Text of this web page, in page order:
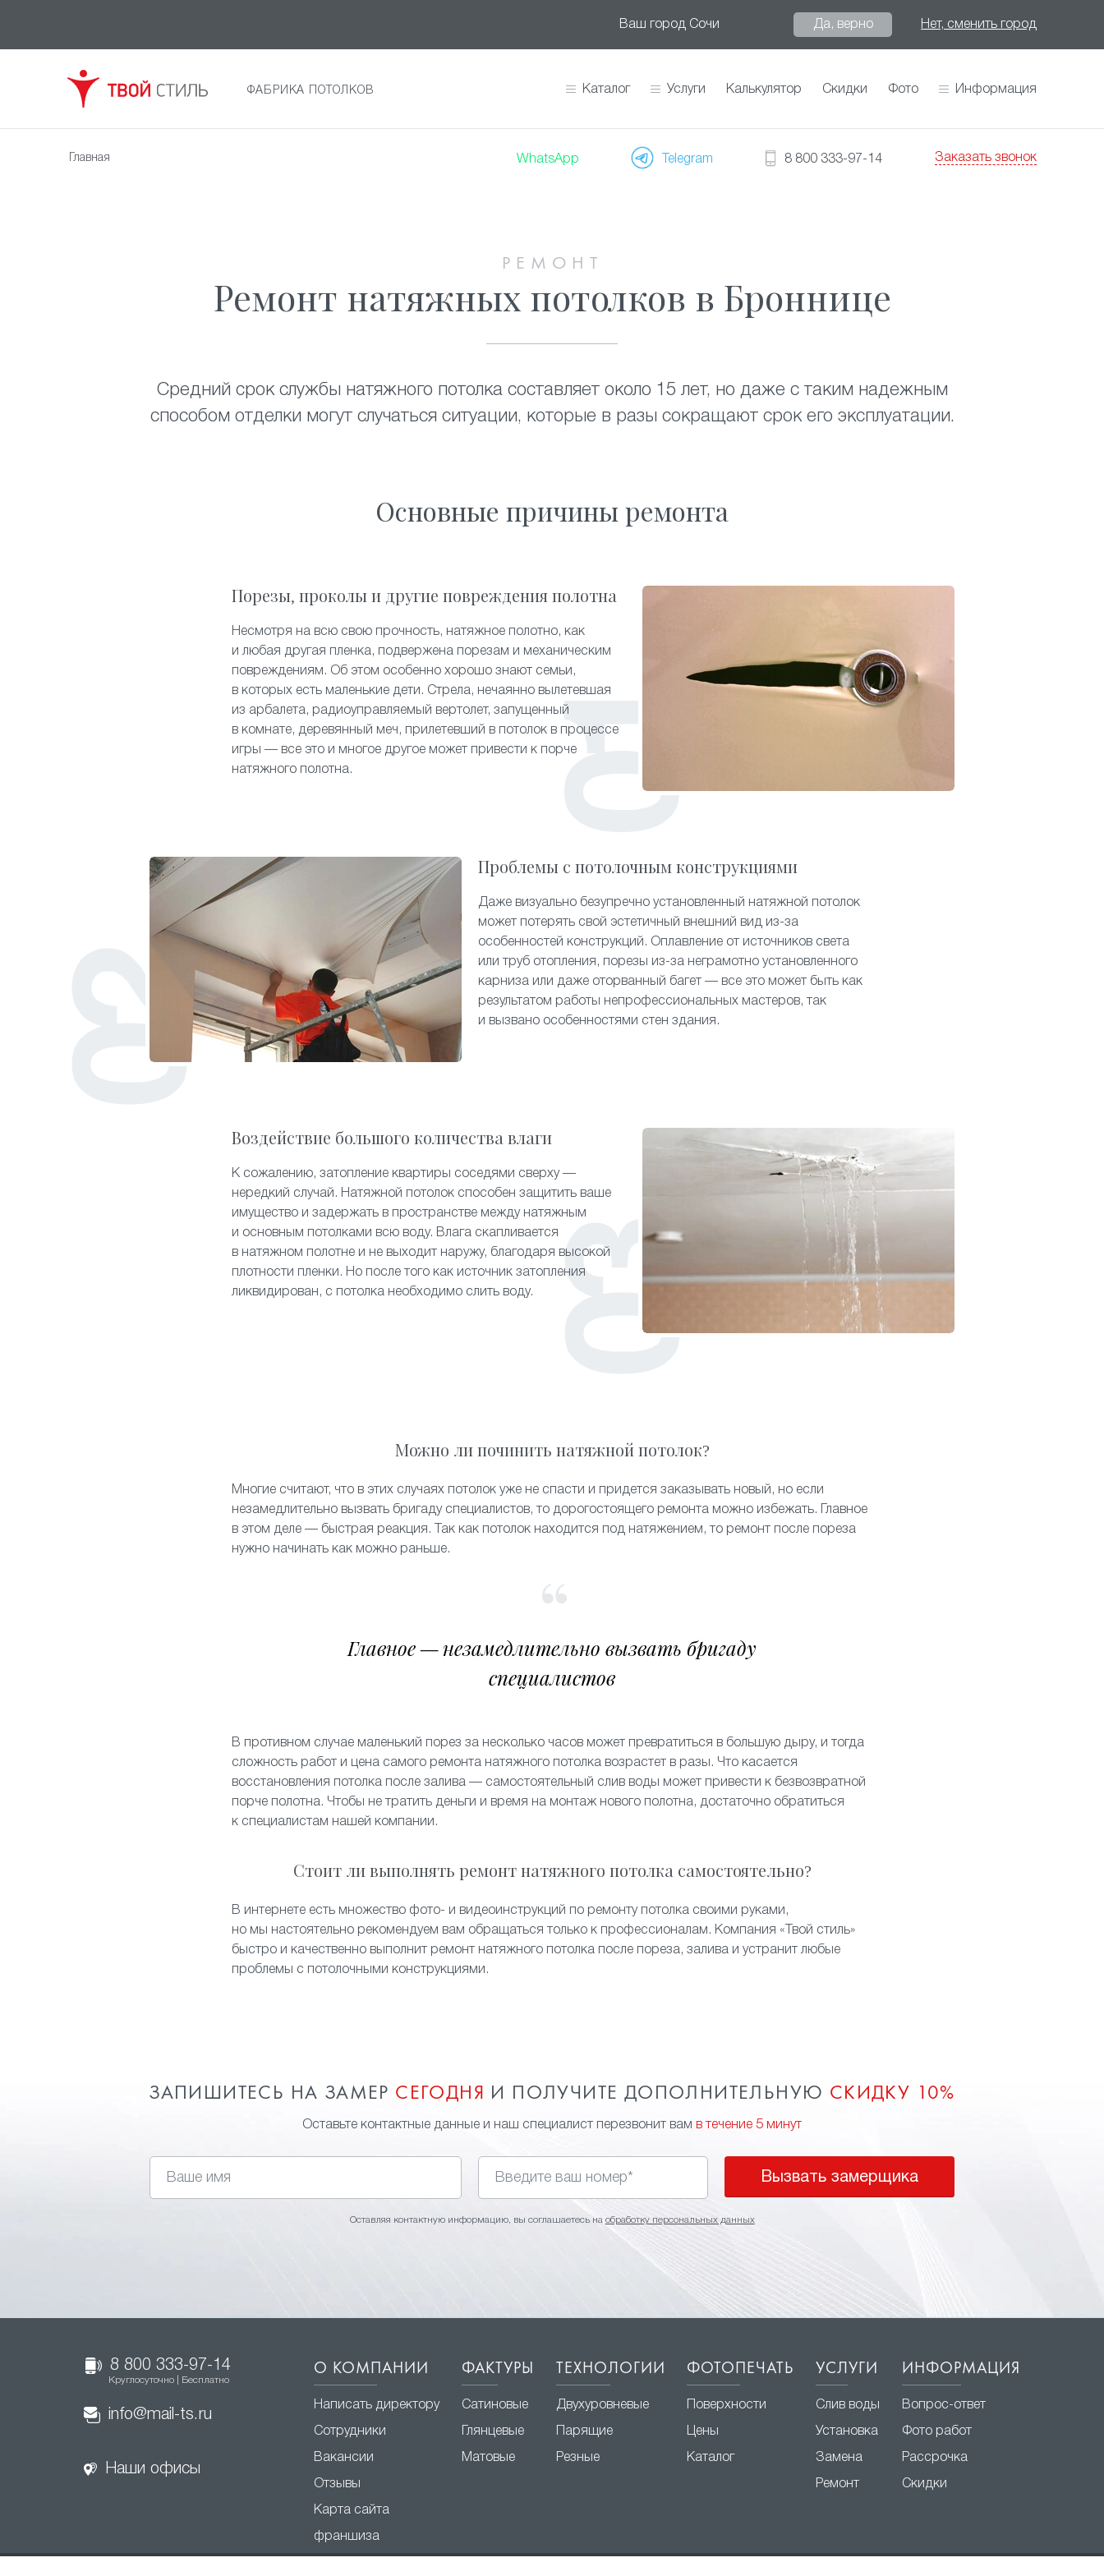
Ваш город Сочи Да, верно Нет, сменить город
ФАБРИКА ПОТОЛКОВ Каталог Услуги Калькулятор Скидки Фото Информация
Главная WhatsApp Telegram 8 800 333-97-14 Заказать звонок
РЕМОНТ
Ремонт натяжных потолков в Броннице
Средний срок службы натяжного потолка составляет около 15 лет, но даже с таким надежным
способом отделки могут случаться ситуации, которые в разы сокращают срок его эксплуатации.
Основные причины ремонта
Порезы, проколы и другие повреждения полотна
Несмотря на всю свою прочность, натяжное полотно, как
и любая другая пленка, подвержена порезам и механическим
повреждениям. Об этом особенно хорошо знают семьи,
в которых есть маленькие дети. Стрела, нечаянно вылетевшая
из арбалета, радиоуправляемый вертолет, запущенный
в комнате, деревянный меч, прилетевший в потолок в процессе
игры — все это и многое другое может привести к порче
натяжного полотна.
Проблемы с потолочным конструкциями
Даже визуально безупречно установленный натяжной потолок
может потерять свой эстетичный внешний вид из-за
особенностей конструкций. Оплавление от источников света
или труб отопления, порезы из-за неграмотно установленного
карниза или даже оторванный багет — все это может быть как
результатом работы непрофессиональных мастеров, так
и вызвано особенностями стен здания.
Воздействие большого количества влаги
К сожалению, затопление квартиры соседями сверху —
нередкий случай. Натяжной потолок способен защитить ваше
имущество и задержать в пространстве между натяжным
и основным потолками всю воду. Влага скапливается
в натяжном полотне и не выходит наружу, благодаря высокой
плотности пленки. Но после того как источник затопления
ликвидирован, с потолка необходимо слить воду.
Можно ли починить натяжной потолок?
Многие считают, что в этих случаях потолок уже не спасти и придется заказывать новый, но если
незамедлительно вызвать бригаду специалистов, то дорогостоящего ремонта можно избежать. Главное
в этом деле — быстрая реакция. Так как потолок находится под натяжением, то ремонт после пореза
нужно начинать как можно раньше.
Главное — незамедлительно вызвать бригаду
специалистов
В противном случае маленький порез за несколько часов может превратиться в большую дыру, и тогда
сложность работ и цена самого ремонта натяжного потолка возрастет в разы. Что касается
восстановления потолка после залива — самостоятельный слив воды может привести к безвозвратной
порче полотна. Чтобы не тратить деньги и время на монтаж нового полотна, достаточно обратиться
к специалистам нашей компании.
Стоит ли выполнять ремонт натяжного потолка самостоятельно?
В интернете есть множество фото- и видеоинструкций по ремонту потолка своими руками,
но мы настоятельно рекомендуем вам обращаться только к профессионалам. Компания «Твой стиль»
быстро и качественно выполнит ремонт натяжного потолка после пореза, залива и устранит любые
проблемы с потолочными конструкциями.
ЗАПИШИТЕСЬ НА ЗАМЕР СЕГОДНЯ И ПОЛУЧИТЕ ДОПОЛНИТЕЛЬНУЮ СКИДКУ 10%
Оставьте контактные данные и наш специалист перезвонит вам в течение 5 минут
Вызвать замерщика
Оставляя контактную информацию, вы соглашаетесь на обработку персональных данных
8 800 333-97-14
Круглосуточно | Бесплатно
info@mail-ts.ru
Наши офисы
О КОМПАНИИ
Написать директору
Сотрудники
Вакансии
Отзывы
Карта сайта
франшиза
ФАКТУРЫ
Сатиновые
Глянцевые
Матовые
ТЕХНОЛОГИИ
Двухуровневые
Парящие
Резные
ФОТОПЕЧАТЬ
Поверхности
Цены
Каталог
УСЛУГИ
Слив воды
Установка
Замена
Ремонт
ИНФОРМАЦИЯ
Вопрос-ответ
Фото работ
Рассрочка
Скидки